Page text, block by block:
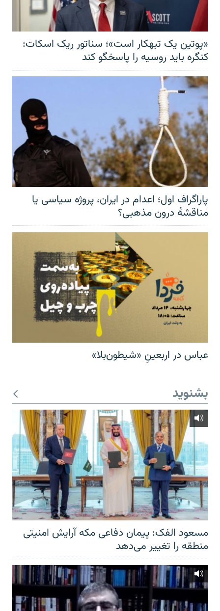
«پوتین یک تبهکار است»؛ سناتور ریک اسکات:
کنگره باید روسیه را پاسخگو کند
پاراگراف اول؛ اعدام در ایران، پروژه سیاسی یا
مناقشهٔ درون مذهبی؟
عباس در اربعینِ «شیطون‌بلا»
بشنوید
مسعود الفک: پیمان دفاعی مکه آرایش امنیتی
منطقه را تغییر می‌دهد